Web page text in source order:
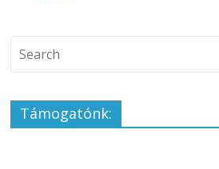
Támogatónk: